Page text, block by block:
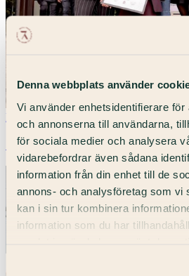
Denna webbplats använder
Vi använder enhetsidentifierare
och annonserna till användarna,
för sociala medier och analysera
vidarebefordrar även sådana
information från din enhet till de
annons- och analysföretag som vi
kan i sin tur kombinera
information som du har
Nyheter
7A Odenplan vinner Bästa